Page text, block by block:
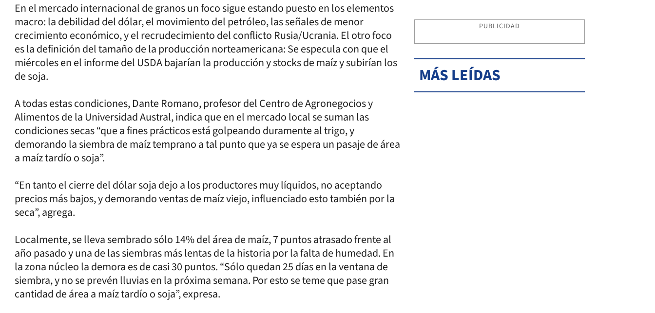
En el mercado internacional de granos un foco sigue estando puesto en los elementos
macro: la debilidad del dólar, el movimiento del petróleo, las señales de menor
crecimiento económico, y el recrudecimiento del conflicto Rusia/Ucrania. El otro foco
es la definición del tamaño de la producción norteamericana: Se especula con que el
miércoles en el informe del USDA bajarían la producción y stocks de maíz y subirían los
de soja.
A todas estas condiciones, Dante Romano, profesor del Centro de Agronegocios y
Alimentos de la Universidad Austral, indica que en el mercado local se suman las
condiciones secas “que a fines prácticos está golpeando duramente al trigo, y
demorando la siembra de maíz temprano a tal punto que ya se espera un pasaje de área
a maíz tardío o soja”.
“En tanto el cierre del dólar soja dejo a los productores muy líquidos, no aceptando
precios más bajos, y demorando ventas de maíz viejo, influenciado esto también por la
seca”, agrega.
Localmente, se lleva sembrado sólo 14% del área de maíz, 7 puntos atrasado frente al
año pasado y una de las siembras más lentas de la historia por la falta de humedad. En
la zona núcleo la demora es de casi 30 puntos. “Sólo quedan 25 días en la ventana de
siembra, y no se prevén lluvias en la próxima semana. Por esto se teme que pase gran
cantidad de área a maíz tardío o soja”, expresa.
PUBLICIDAD
MÁS LEÍDAS